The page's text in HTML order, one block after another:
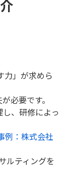
力」が求めら
必要です。
、研修によっ
例：株式会社
ルティングを